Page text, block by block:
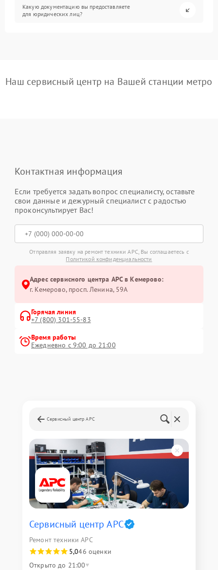
Какую документацию вы предоставляете
для юридических лиц?
Наш сервисный центр на Вашей станции метро
Контактная информация
Если требуется задать вопрос специалисту, оставьте
свои данные и дежурный специалист с радостью
проконсультирует Вас!
Отправляя заявку на ремонт техники APC, Вы соглашаетесь с
Политикой конфиденциальности
Адрес сервисного центра APC в Кемерово:
г. Кемерово, просп. Ленина, 59А
Горячая линия
+7 (800) 301-55-83
Время работы
Ежедневно с 9:00 до 21:00
Сервисный центр APC
Сервисный центр APC
Ремонт техники APC
5,046 оценки
Открыто до 21:00